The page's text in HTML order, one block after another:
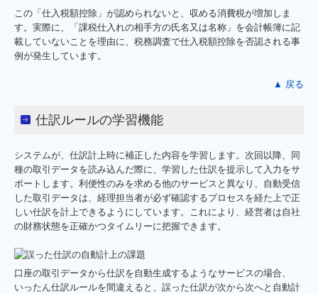
この「仕入税額控除」が認められないと、収める消費税が増加しま
す。実際に、「課税仕入れの相手方の氏名又は名称」を会計帳簿に記
載していないことを理由に、税務調査で仕入税額控除を否認される事
例が発生しています。
▲ 戻る
仕訳ルールの学習機能
システムが、仕訳計上時に補正した内容を学習します。次回以降、同
種の取引データを読み込んだ際に、学習した仕訳を提示して入力をサ
ポートします。利便性のみを求める他のサービスと異なり、自動受信
した取引データは、経理担当者が必ず確認するプロセスを経た上で正
しい仕訳を計上できるようにしています。これにより、経営者は自社
の財務状態を正確かつタイムリーに把握できます。
口座の取引データから仕訳を自動生成するようなサービスの場合、
いったん仕訳ルールを間違えると、誤った仕訳が次から次へと自動計